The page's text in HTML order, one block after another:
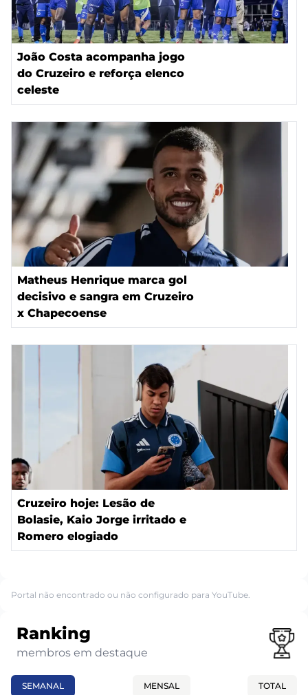
João Costa acompanha jogo
do Cruzeiro e reforça elenco
celeste
Matheus Henrique marca gol
decisivo e sangra em Cruzeiro
x Chapecoense
Cruzeiro hoje: Lesão de
Bolasie, Kaio Jorge irritado e
Romero elogiado
Portal não encontrado ou não configurado para YouTube.
Ranking
membros em destaque
SEMANAL MENSAL TOTAL